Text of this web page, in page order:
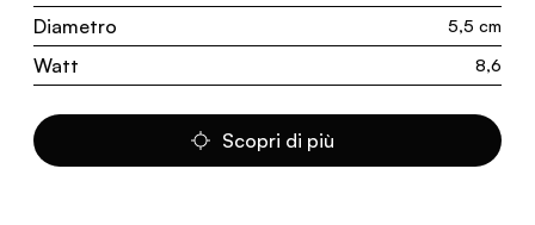
Diametro 5,5 cm
Watt 8,6
Scopri di più